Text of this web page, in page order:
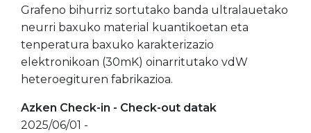
Grafeno bihurriz sortutako banda ultralauetako
neurri baxuko material kuantikoetan eta
tenperatura baxuko karakterizazio
elektronikoan (30mK) oinarritutako vdW
heteroegituren fabrikazioa.
Azken Check-in - Check-out datak
2025/06/01 -